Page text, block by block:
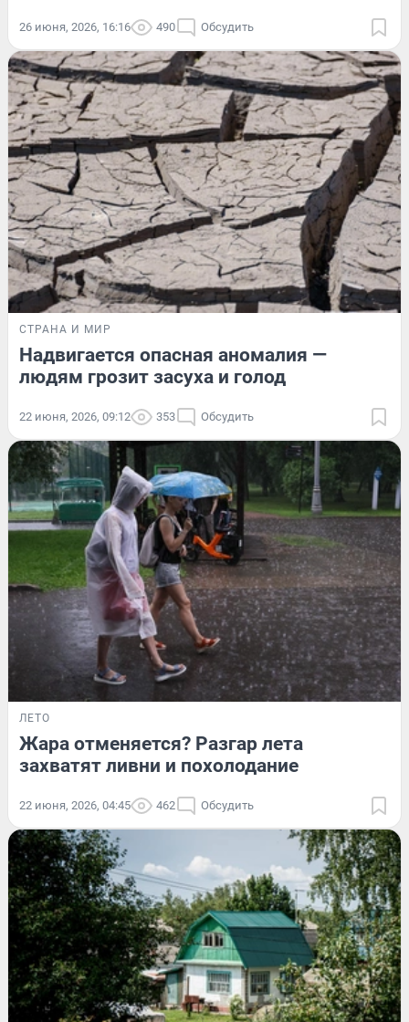
26 июня, 2026, 16:16 490 Обсудить
СТРАНА И МИР
Надвигается опасная аномалия —
людям грозит засуха и голод
22 июня, 2026, 09:12 353 Обсудить
ЛЕТО
Жара отменяется? Разгар лета
захватят ливни и похолодание
22 июня, 2026, 04:45 462 Обсудить